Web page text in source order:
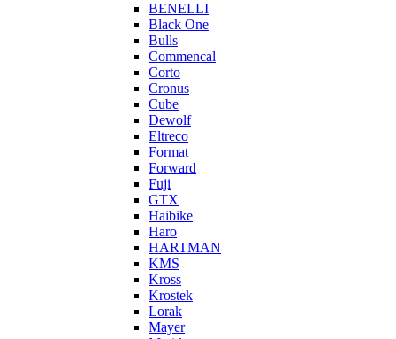
BENELLI
Black One
Bulls
Commencal
Corto
Cronus
Cube
Dewolf
Eltreco
Format
Forward
Fuji
GTX
Haibike
Haro
HARTMAN
KMS
Kross
Krostek
Lorak
Mayer